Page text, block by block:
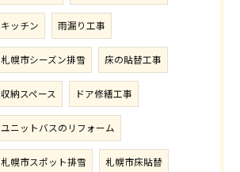
キッチン 雨漏り工事
札幌市シーズン排雪 床の貼替工事
収納スペース ドア修繕工事
ユニットバスのリフォーム
札幌市スポット排雪 札幌市床貼替